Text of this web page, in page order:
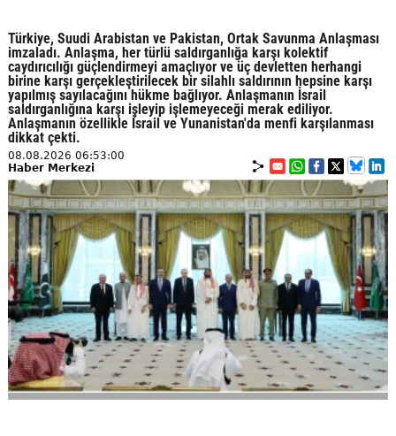
Türkiye, Suudi Arabistan ve Pakistan, Ortak Savunma Anlaşması
imzaladı. Anlaşma, her türlü saldırganlığa karşı kolektif
caydırıcılığı güçlendirmeyi amaçlıyor ve üç devletten herhangi
birine karşı gerçekleştirilecek bir silahlı saldırının hepsine karşı
yapılmış sayılacağını hükme bağlıyor. Anlaşmanın İsrail
saldırganlığına karşı işleyip işlemeyeceği merak ediliyor.
Anlaşmanın özellikle İsrail ve Yunanistan'da menfi karşılanması
dikkat çekti.
08.08.2026 06:53:00
Haber Merkezi